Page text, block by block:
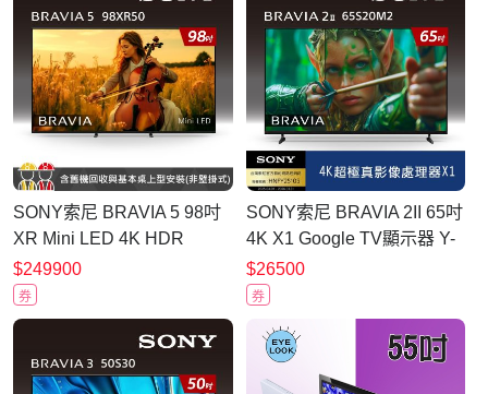
SONY索尼 BRAVIA 5 98吋
XR Mini LED 4K HDR
Google TV顯示器 Y-
98XR50 預購
$249900
券
SONY索尼 BRAVIA 2II 65吋
4K X1 Google TV顯示器 Y-
65S20M2
$26500
券